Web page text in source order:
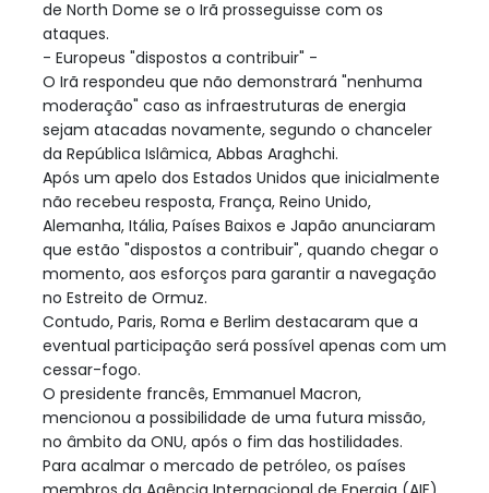
de North Dome se o Irã prosseguisse com os
ataques.
- Europeus "dispostos a contribuir" -
O Irã respondeu que não demonstrará "nenhuma
moderação" caso as infraestruturas de energia
sejam atacadas novamente, segundo o chanceler
da República Islâmica, Abbas Araghchi.
Após um apelo dos Estados Unidos que inicialmente
não recebeu resposta, França, Reino Unido,
Alemanha, Itália, Países Baixos e Japão anunciaram
que estão "dispostos a contribuir", quando chegar o
momento, aos esforços para garantir a navegação
no Estreito de Ormuz.
Contudo, Paris, Roma e Berlim destacaram que a
eventual participação será possível apenas com um
cessar-fogo.
O presidente francês, Emmanuel Macron,
mencionou a possibilidade de uma futura missão,
no âmbito da ONU, após o fim das hostilidades.
Para acalmar o mercado de petróleo, os países